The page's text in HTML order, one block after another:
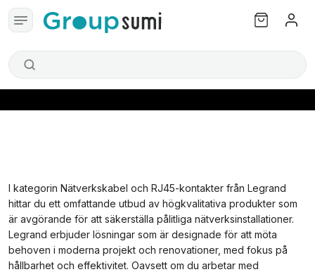
I kategorin Nätverkskabel och RJ45-kontakter från Legrand
hittar du ett omfattande utbud av högkvalitativa produkter som
är avgörande för att säkerställa pålitliga nätverksinstallationer.
Legrand erbjuder lösningar som är designade för att möta
behoven i moderna projekt och renovationer, med fokus på
hållbarhet och effektivitet. Oavsett om du arbetar med